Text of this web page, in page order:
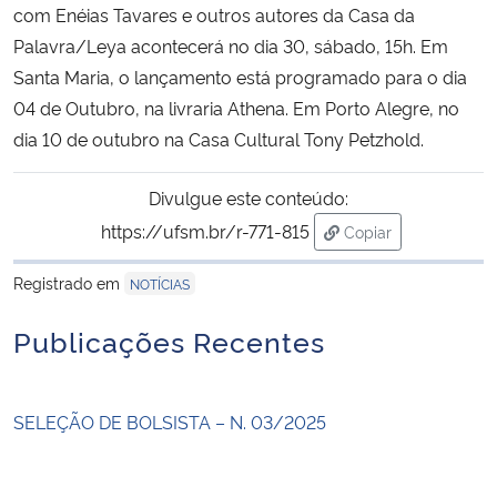
com Enéias Tavares e outros autores da Casa da
Palavra/Leya acontecerá no dia 30, sábado, 15h. Em
Santa Maria, o lançamento está programado para o dia
04 de Outubro, na livraria Athena. Em Porto Alegre, no
dia 10 de outubro na Casa Cultural Tony Petzhold.
Divulgue este conteúdo:
https://ufsm.br/r-771-815
Copiar
para área de
Registrado em
NOTÍCIAS
Publicações Recentes
SELEÇÃO DE BOLSISTA – N. 03/2025